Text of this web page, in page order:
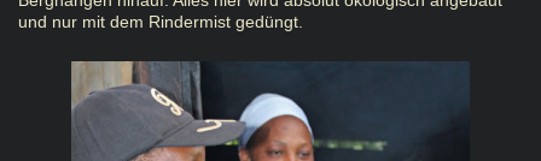
und nur mit dem Rindermist gedüngt.